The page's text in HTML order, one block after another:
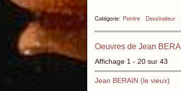
Catégorie: Peintre Dessinateur
Oeuvres de Jean
Affichage 1 - 20 sur 43
Jean BERAIN (le vieux)